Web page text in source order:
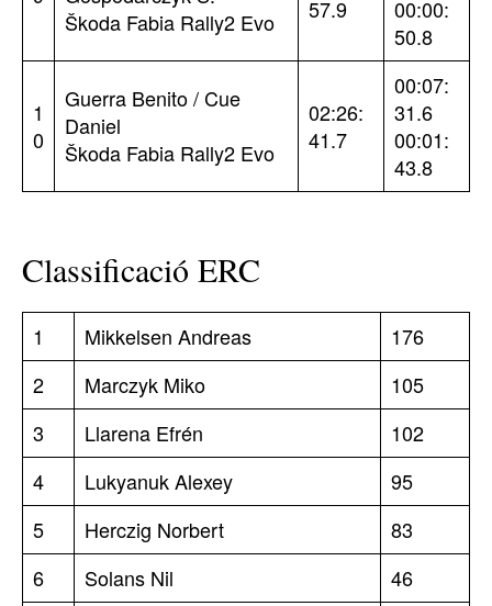
Škoda Fabia Rally2 Evo
57.9
00:00:
50.8
1
0
Guerra Benito / Cue
Daniel
Škoda Fabia Rally2 Evo
02:26:
41.7
00:07:
31.6
00:01:
43.8
Classificació ERC
1 Mikkelsen Andreas
176
2
Marczyk Miko
105
3
Llarena Efrén
102
4
Lukyanuk Alexey
95
5
Herczig Norbert
83
6
Solans Nil 46